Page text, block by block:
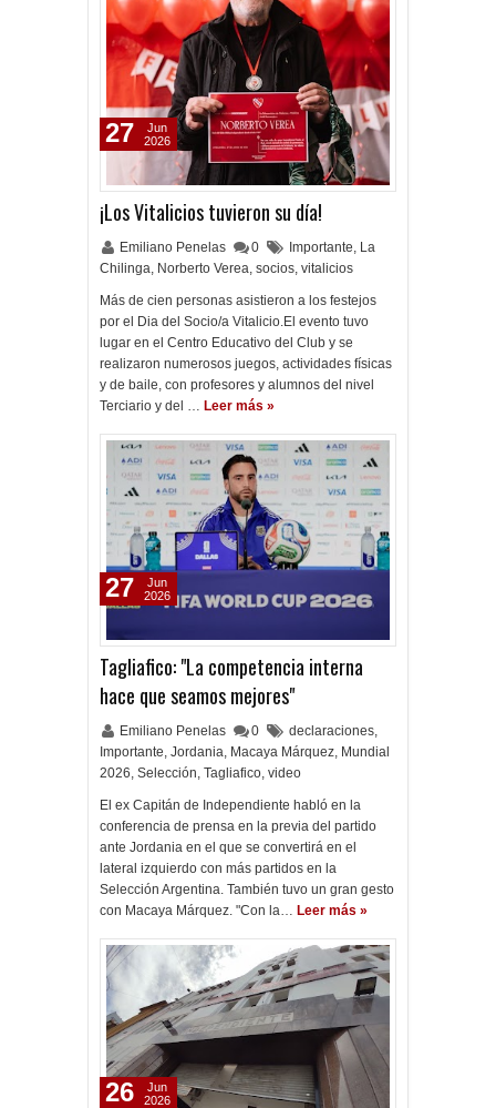
¡Los Vitalicios tuvieron su día!
Emiliano Penelas 0 Importante, La
Chilinga, Norberto Verea, socios, vitalicios
Más de cien personas asistieron a los festejos
por el Dia del Socio/a Vitalicio.El evento tuvo
lugar en el Centro Educativo del Club y se
realizaron numerosos juegos, actividades físicas
y de baile, con profesores y alumnos del nivel
Terciario y del … Leer más »
27
Jun
2026
Tagliafico: "La competencia interna
hace que seamos mejores"
Emiliano Penelas 0 declaraciones,
Importante, Jordania, Macaya Márquez, Mundial
2026, Selección, Tagliafico, video
El ex Capitán de Independiente habló en la
conferencia de prensa en la previa del partido
ante Jordania en el que se convertirá en el
lateral izquierdo con más partidos en la
Selección Argentina. También tuvo un gran gesto
con Macaya Márquez. "Con la… Leer más »
27
Jun
2026
26
Jun
2026